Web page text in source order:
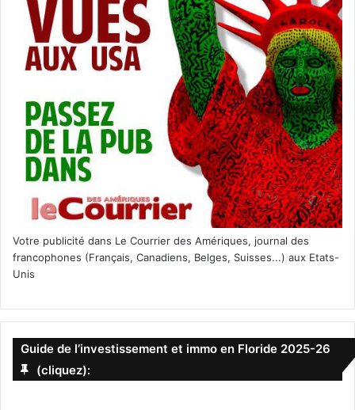
Votre publicité dans Le Courrier des Amériques, journal des
francophones (Français, Canadiens, Belges, Suisses...) aux Etats-
Unis
Guide de l’investissement et immo en Floride 2025-26
(cliquez):